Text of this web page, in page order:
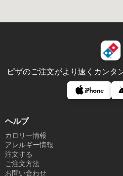
ピザのご注文がより速くカンタ
iPhone
ヘルプ
カロリー情報
アレルギー情報
注文する
ご注文方法
お問い合わせ